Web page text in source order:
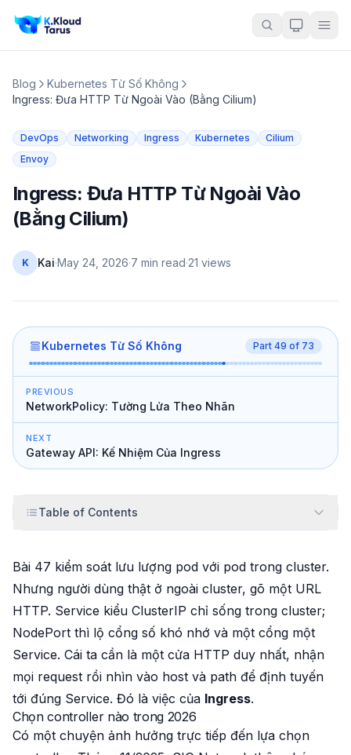
Blog
Kubernetes Từ Số Không
Ingress: Đưa HTTP Từ Ngoài Vào (Bằng Cilium)
DevOps Networking Ingress Kubernetes
Cilium
Envoy
Ingress: Đưa HTTP Từ Ngoài Vào
(Bằng Cilium)
K Kai·May 24, 2026·7 min read·21 views
Kubernetes Từ Số Không Part 49 of 73
PREVIOUS
NetworkPolicy: Tường Lửa Theo Nhãn
NEXT
Gateway API: Kế Nhiệm Của Ingress
Table of Contents
Bài 47 kiểm soát lưu lượng pod với pod trong cluster.
Nhưng người dùng thật ở ngoài cluster, gõ một URL
HTTP. Service kiểu ClusterIP chỉ sống trong cluster;
NodePort thì lộ cổng số khó nhớ và một cổng một
Service. Cái ta cần là một cửa HTTP duy nhất, nhận
mọi request rồi nhìn vào host và path để định tuyến
tới đúng Service. Đó là việc của Ingress.
Chọn controller nào trong 2026
Có một chuyện ảnh hưởng trực tiếp đến lựa chọn